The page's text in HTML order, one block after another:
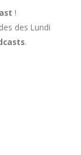
!
des Lundi
.